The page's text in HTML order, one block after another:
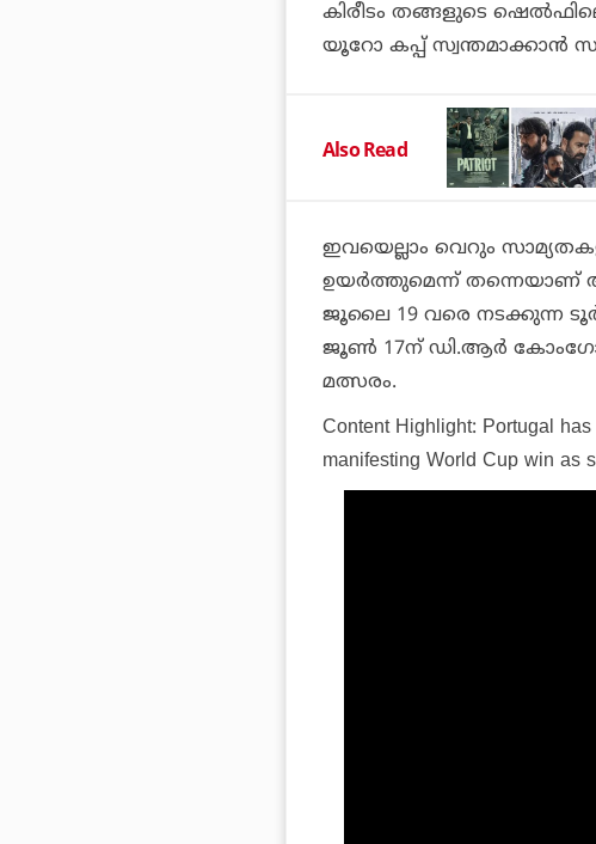
കിരീടം തങ്ങളുടെ
യൂറോ കപ്പ് സ്വന്തമാക്കാന്‍
Also Read
ഇവയെല്ലാം വെറും
ഉയര്‍ത്തുമെന്ന്
ജൂലൈ 19 വരെ നടക്കുന്ന
ജൂണ്‍ 17ന് ഡി.ആര്‍
മത്സരം.
Content Highlight: Portugal
manifesting World Cup win as